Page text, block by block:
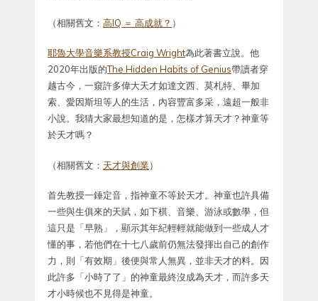
（相關舊文： 高IQ ＝ 高成就？ ）
耶魯大學音樂系教授Craig Wright為此著書立說。他
2020年出版的The Hidden Habits of Genius帶讀者穿
越古今，一窺許多偉大天才如達文西、莫札特、畢加
索、愛因斯坦等人的生活，內容豐富多采，遠超一般非
小說。我猜大家最想知道的是，怎樣才算天才？神童等
於天才嗎？
（相關舊文： 天才與創業）
首先教授一錘定音，指神童不等於天才。神童也許具備
一些與生俱來的天賦，如下棋、音樂、游泳或數學，但
這只是「早熟」，顯示其年紀輕輕就能做到一些成人才
懂的事，若他們在十七八歲前仍無法發揮出自己的創作
力，則「有效期」後便與常人無異，並非天才的料。因
此許多「小時了了」的神童最終沒成為天才，而許多天
才小時候也不見得是神童。